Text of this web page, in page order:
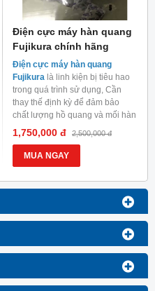
Điện cực máy hàn quang
Fujikura chính hãng
Điện cực máy hàn quang
Fujikura là linh kiện bị tiêu hao
trong quá trình sử dụng, Cần
thay thế định kỳ để đảm bảo
chất lượng hồ quang và mối hàn
1,750,000 đ 2,500,000 đ
MUA NGAY